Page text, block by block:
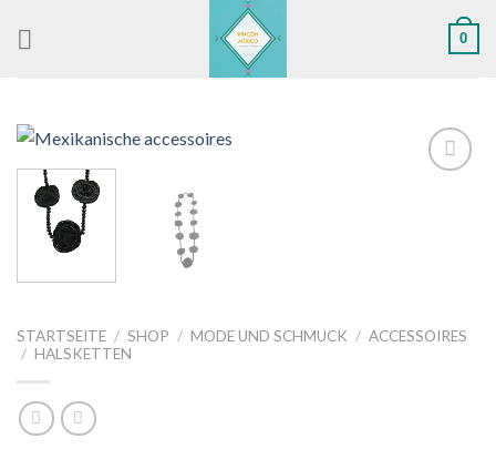
0
STARTSEITE / SHOP / MODE UND SCHMUCK / ACCESSOIRES
/ HALSKETTEN